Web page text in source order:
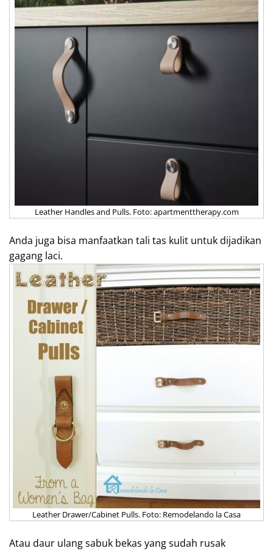
Leather Handles and Pulls. Foto: apartmenttherapy.com
Anda juga bisa manfaatkan tali tas kulit untuk dijadikan
gagang laci.
Leather Drawer/Cabinet Pulls. Foto: Remodelando la Casa
Atau daur ulang sabuk bekas yang sudah rusak